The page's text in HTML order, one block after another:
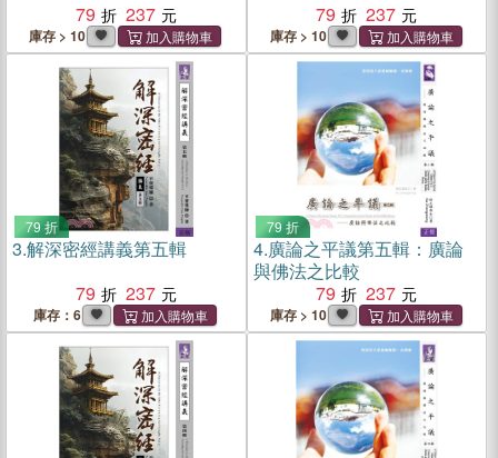
79
237
庫存 > 10
79
237
庫存 > 10
79 折
3.解深密經講義第五輯
79
237
庫存：6
79 折
4.廣論之平議第五輯：廣論
與佛法之比較
79
237
庫存 > 10